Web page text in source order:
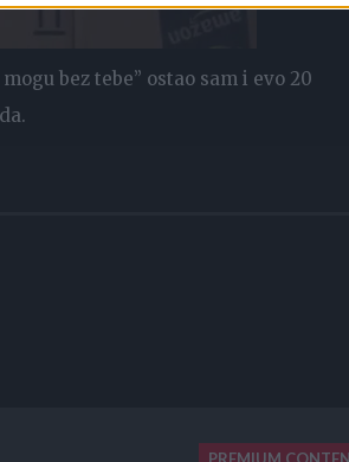
bez tebe” ostao sam i evo 20
PREMIUM